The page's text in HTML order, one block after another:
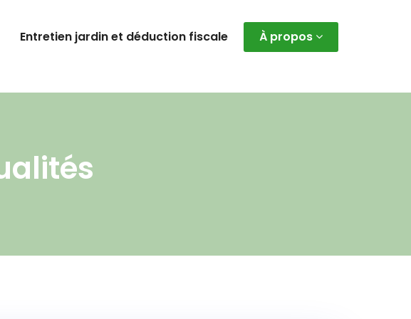
Entretien jardin et déduction fiscale À propos